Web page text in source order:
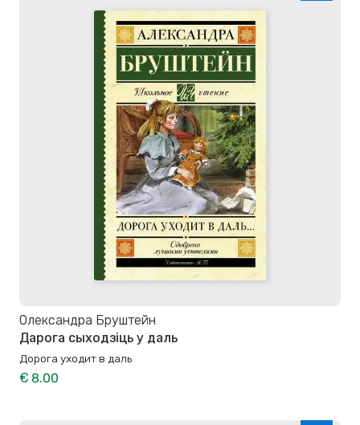
Олександра Бруштейн
Дарога сыходзіць у даль
Дорога уходит в даль
€ 8.00